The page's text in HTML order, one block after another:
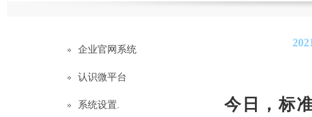
企业官网系统
认识微平台
系统设置. 今日，标